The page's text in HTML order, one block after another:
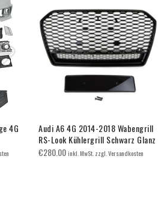
4G
Audi A6 4G 2014-2018 Wabengrill
RS-Look Kühlergrill Schwarz Glanz
€280.00inkl. MwSt. zzgl. Versandkosten